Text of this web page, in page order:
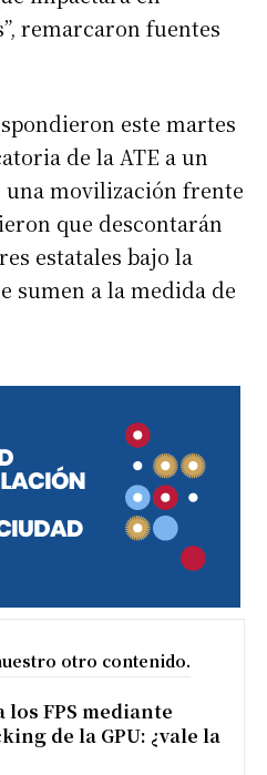
remarcaron fuentes
este martes
de la ATE a un
una movilización frente
que descontarán
estatales bajo la
sumen a la medida de
otro contenido.
los FPS mediante
de la GPU: ¿vale la